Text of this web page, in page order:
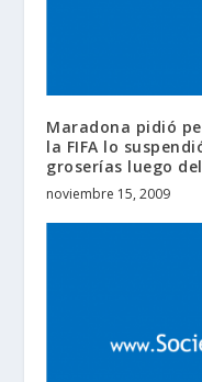
Maradona pidió
la FIFA lo
groserías luego
noviembre 15, 2009